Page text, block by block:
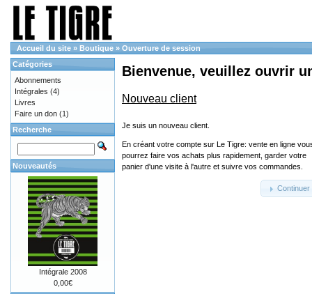
Accueil du site » Boutique » Ouverture de session
Bienvenue, veuillez ouvrir
Nouveau client
Je suis un nouveau client.
En créant votre compte sur Le Tigre: vente en ligne
pourrez faire vos achats plus rapidement, garder votre
panier d'une visite à l'autre et suivre vos commandes.
Continuer
Catégories
Abonnements
Intégrales (4)
Livres
Faire un don (1)
Recherche
Nouveautés
Intégrale 2008
0,00€